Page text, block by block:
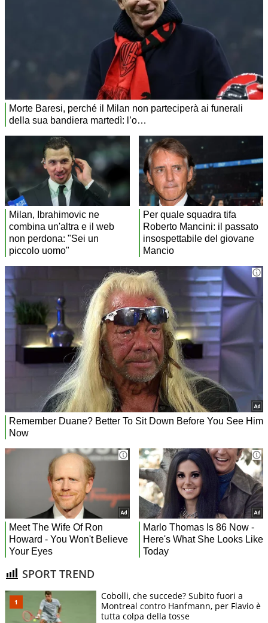
SPORT TREND
Cobolli, che succede? Subito fuori a
Montreal contro Hanfmann, per Flavio è
tutta colpa della tosse